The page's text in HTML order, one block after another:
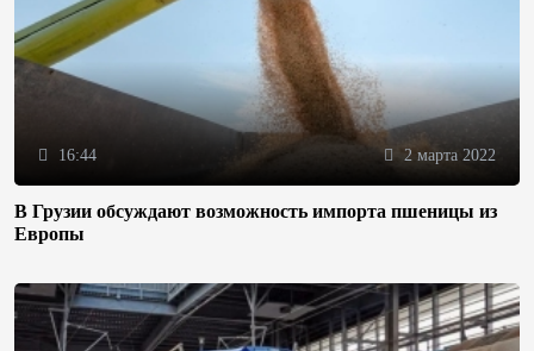
16:44 2 марта 2022
В Грузии обсуждают возможность импорта пшеницы из
Европы